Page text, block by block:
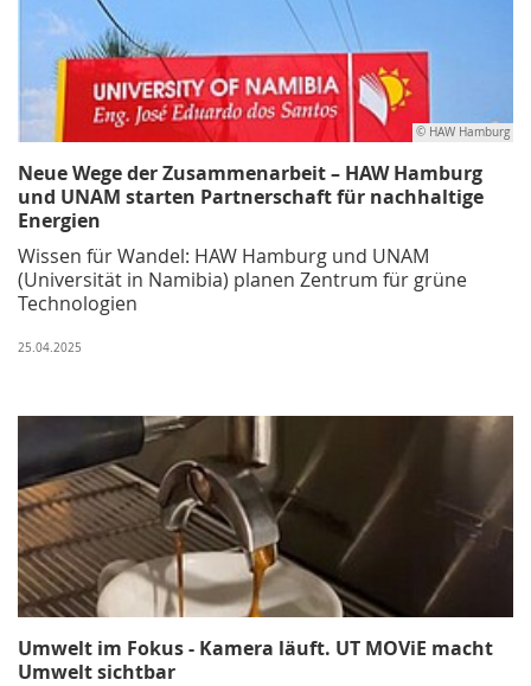
© HAW Hamburg
Neue Wege der Zusammenarbeit – HAW Hamburg
und UNAM starten Partnerschaft für nachhaltige
Energien
Wissen für Wandel: HAW Hamburg und UNAM
(Universität in Namibia) planen Zentrum für grüne
Technologien
25.04.2025
Umwelt im Fokus - Kamera läuft. UT MOViE macht
Umwelt sichtbar